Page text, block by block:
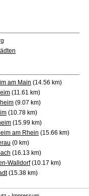
am Main (14.56 km)
(11.61 km)
(9.07 km)
(10.78 km)
(15.99 km)
am Rhein (15.66 km)
(0 km)
(16.13 km)
Walldorf(10.17 km)
(15.38 km)